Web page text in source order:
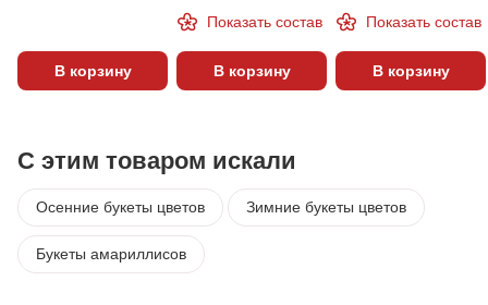
В корзину
Показать состав
В корзину
Показать состав
В корзину
С этим товаром искали
Осенние букеты цветов Зимние букеты цветов
Букеты амариллисов